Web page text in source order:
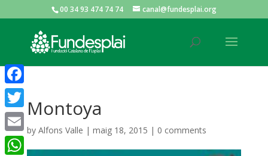
00 34 93 474 74 74 canal@fundesplai.org
Montoya
by Alfons Valle | maig 18, 2015 | 0 comments
Facebook
Twitter
Email
ACTIVITATS D'ESTIU
MÓN ESCOLAR